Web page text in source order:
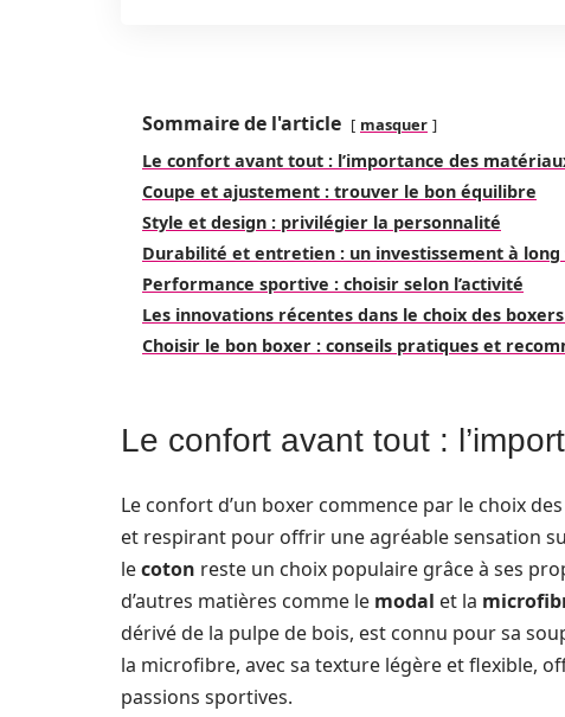
Sommaire de l'article masquer
Le confort avant tout : l’importance des
Coupe et ajustement : trouver le bon équilibre
Style et design : privilégier la personnalité
Durabilité et entretien : un investissement à
Performance sportive : choisir selon l’activité
Les innovations récentes dans le choix des
Choisir le bon boxer : conseils pratiques et
Le confort avant tout :
Le confort d’un boxer commence par le choix
et respirant pour offrir une agréable sensation
lecoton reste un choix populaire grâce à ses
d’autres matières comme le modal et la
dérivé de la pulpe de bois, est connu pour sa
la microfibre, avec sa texture légère et flexible,
passions sportives.